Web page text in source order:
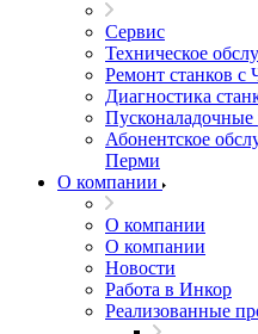
Сервис
Техническое
Ремонт станков
Диагностика
Абонентское
Перми
О компании
О компании
О компании
Новости
Работа в Инкор
Реализованные